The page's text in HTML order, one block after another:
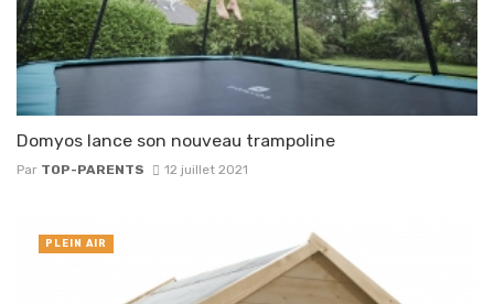
Domyos lance son nouveau trampoline
Par TOP-PARENTS 12 juillet 2021
PLEIN AIR